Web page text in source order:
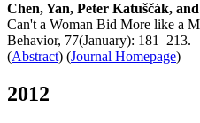
Chen, Yan, Peter Katuščák,
Can't a Woman Bid More like a
Behavior, 77(January): 181–213.
(Abstract) (Journal Homepage)
2012